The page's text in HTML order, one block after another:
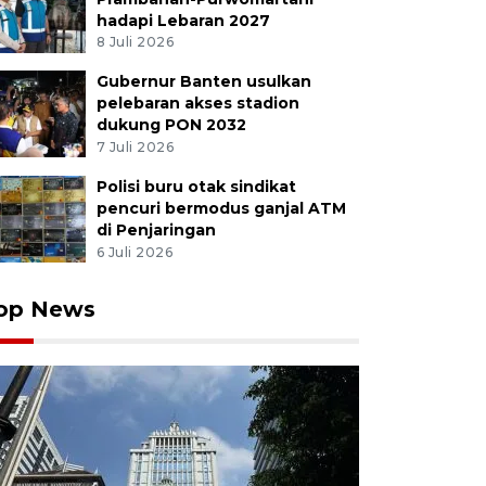
hadapi Lebaran 2027
8 Juli 2026
Gubernur Banten usulkan
pelebaran akses stadion
dukung PON 2032
7 Juli 2026
Polisi buru otak sindikat
pencuri bermodus ganjal ATM
di Penjaringan
6 Juli 2026
News